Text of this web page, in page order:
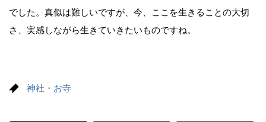
でした。真似は難しいですが、今、ここを生きることの大切
さ、実感しながら生きていきたいものですね。
神社・お寺